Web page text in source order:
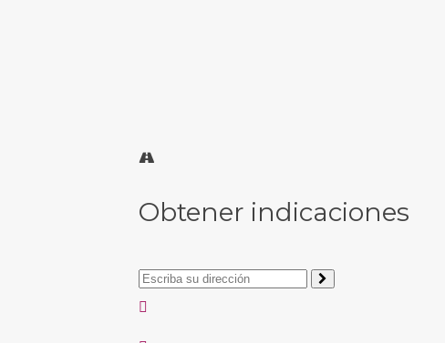
Obtener indicaciones